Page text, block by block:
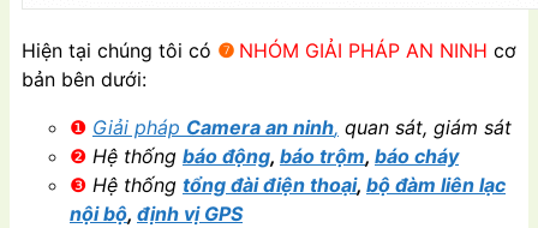
Hiện tại chúng tôi có ❼ NHÓM GIẢI PHÁP AN NINH cơ
bản bên dưới:
❶ Giải pháp Camera an ninh, quan sát, giám sát
❷ Hệ thống báo động, báo trộm, báo cháy
❸ Hệ thống tổng đài điện thoại, bộ đàm liên lạc
nội bộ, định vị GPS